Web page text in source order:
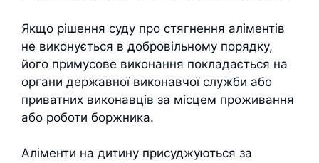
Якщо рішення суду про стягнення аліментів
не виконується в добровільному порядку,
його примусове виконання покладається на
органи державної виконавчої служби або
приватних виконавців за місцем проживання
або роботи боржника.
Аліменти на дитину присуджуються за